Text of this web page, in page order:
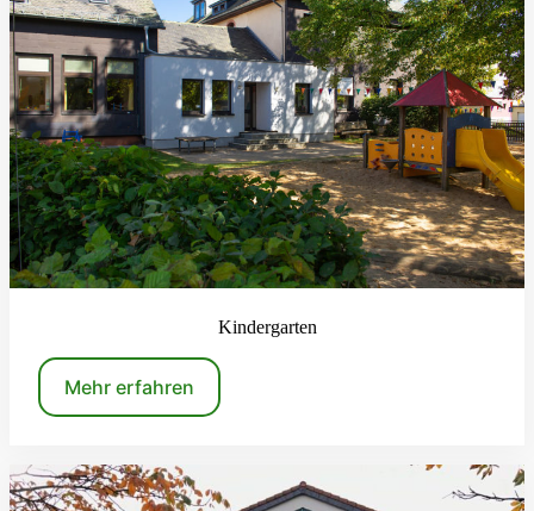
Kindergarten
Mehr erfahren